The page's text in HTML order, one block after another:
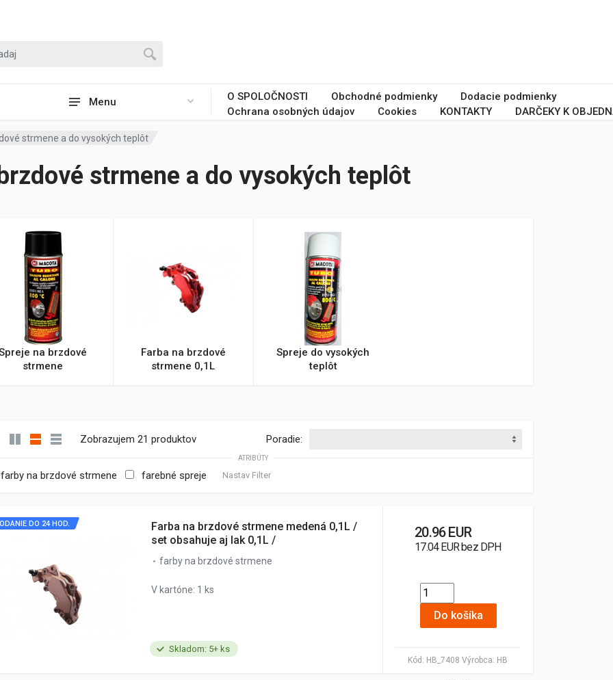
Menu O SPOLOČNOSTI Obchodné podmienky
Dodacie podmienky
Ochrana osobných údajov
Cookies KONTAKTY DARČEKY K
strmene a do vysokých teplôt
strmene a do vysokých teplôt
na brzdové
strmene
Farba na brzdové
strmene 0,1L
Spreje do vysokých
teplôt
Zobrazujem 21 produktov Poradie:
ATRIBÚTY
farby na brzdové strmene farebné spreje Nastav Filter
Skladom: 5+ ks
Kód: HB_7408 Výrobca: HB
DO 24 HOD.
Farba na brzdové strmene medená 0,1L /
set obsahuje aj lak 0,1L /
farby na brzdové strmene
V kartóne: 1 ks
20.96 EUR
17.04 EUR bez DPH
Do košíka